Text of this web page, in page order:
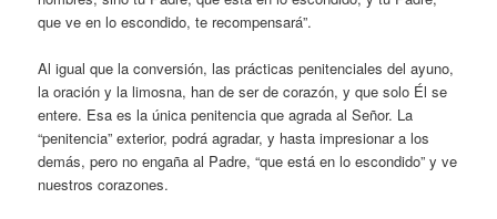
que ve en lo escondido, te recompensará”.
Al igual que la conversión, las prácticas penitenciales del ayuno,
la oración y la limosna, han de ser de corazón, y que solo Él se
entere. Esa es la única penitencia que agrada al Señor. La
“penitencia” exterior, podrá agradar, y hasta impresionar a los
demás, pero no engaña al Padre, “que está en lo escondido” y ve
nuestros corazones.